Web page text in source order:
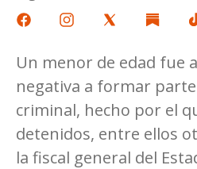
Un menor de edad fue
negativa a formar
criminal, hecho por el
detenidos, entre ellos
la fiscal general del